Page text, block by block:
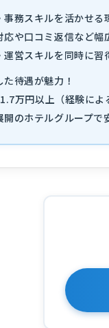
務スキルを活かせる
応や口コミ返信など幅
運営スキルを同時に習
待遇が魅力！
万円以上（経験に
開のホテルグループ